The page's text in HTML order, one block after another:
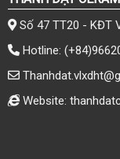
Số 47 TT20 - KĐT
Hotline:
Website: